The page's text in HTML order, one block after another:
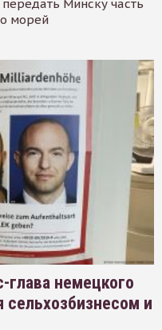
Минску часть
морей
немецкого
сельхозбизнесом и